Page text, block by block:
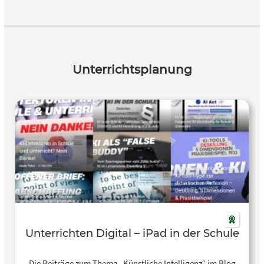
Förderung von Medienkompetenz, Technikverständnis und
Schülerinnen und Schüler ab der Sekundarstufe II, an
Lehrkräfte sowie an Auszubildende, Berufseinsteigerinnen
und Berufseinsteiger und weitere Interessierte, die sich
praxisnah und fundiert mit den Grundlagen Künstlicher
Intelligenz auseinandersetzen möchten.
Unterrichtsplanung
Unterrichten Digital – iPad in der Schule